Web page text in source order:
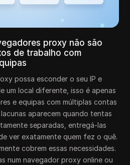
proxy não são
de trabalho com
possa esconder o seu IP e
um local diferente, isso é apenas
e equipas com múltiplas contas
aparecem quando tentas
separadas, entregá-las
ver exatamente quem fez o quê.
cobrem essas necessidades.
num navegador proxy online ou